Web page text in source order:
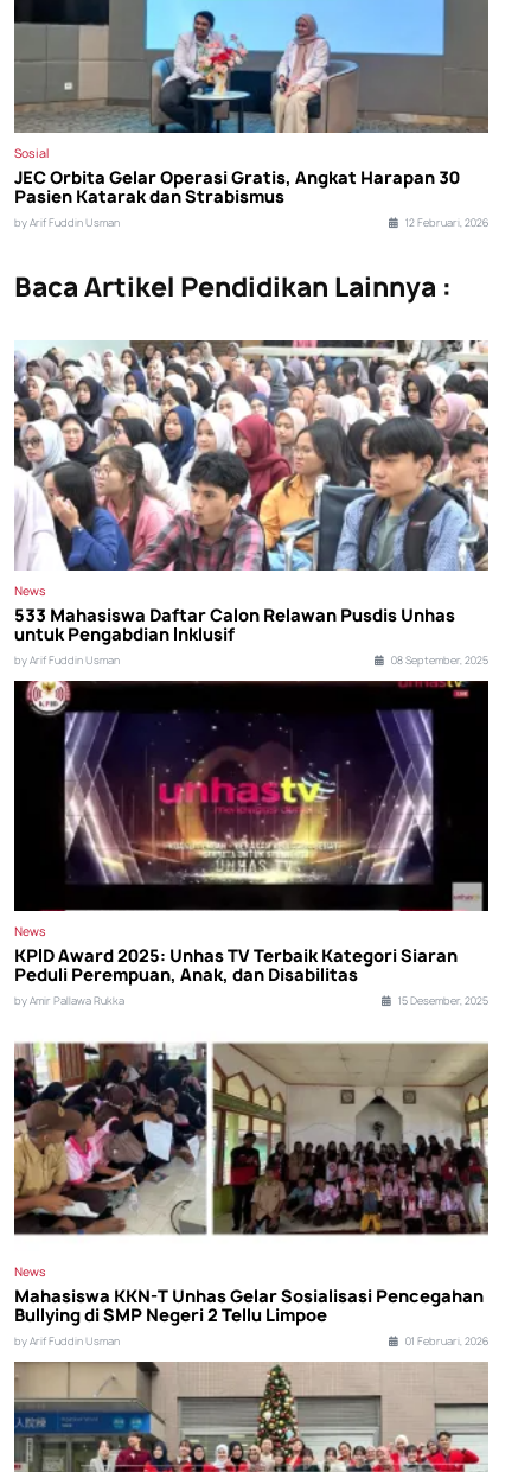
Sosial
J EC Orbita Gelar Operasi Gratis, Angkat Harapan 30
Pasien Katarak dan Strabismus
by Arif Fuddin Usman 12 Februari, 2026
Baca Artikel Pendidikan Lainnya :
News
533 Mahasiswa Daftar Calon Relawan Pusdis Unhas
untuk Pengabdian Inklusif
by Arif Fuddin Usman 08 September, 2025
News
KPID Award 2025: Unhas TV Terbaik Kategori Siaran
Peduli Perempuan, Anak, dan Disabilitas
by Amir Pallawa Rukka 15 Desember, 2025
News
Mahasiswa KKN-T Unhas Gelar Sosialisasi Pencegahan
Bullying di SMP Negeri 2 Tellu Limpoe
by Arif Fuddin Usman 01 Februari, 2026